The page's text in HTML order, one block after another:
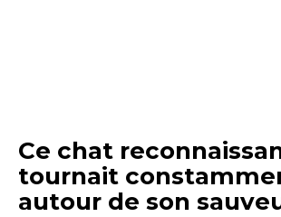
Ce chat
tournait
autour de son